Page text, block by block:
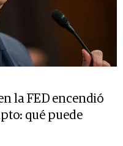
la FED encendió
qué puede